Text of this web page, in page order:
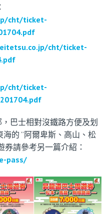
cht/ticket-
cht/ticket-
cht/ticket-
巴士相對沒鐵路方便及划
的 “阿爾卑斯、高山、松
券請參考另一篇介紹：
pass/